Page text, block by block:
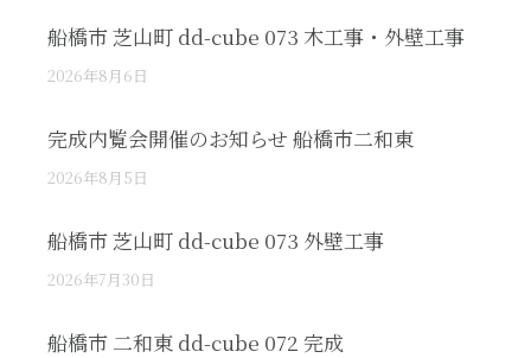
船橋市 芝山町 dd-cube 073 木工事・外壁工事
2026年8月6日
完成内覧会開催のお知らせ 船橋市二和東
2026年8月5日
船橋市 芝山町 dd-cube 073 外壁工事
2026年7月30日
船橋市 二和東 dd-cube 072 完成